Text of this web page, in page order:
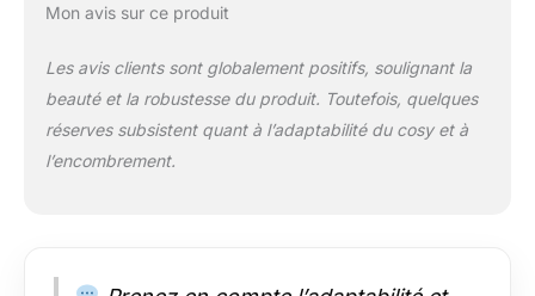
élégante et chic. Le
rembourrage en coton
doux peut être retiré
Mon avis sur ce produit
Les avis clients sont globalement positifs, soulignant la
beauté et la robustesse du produit. Toutefois, quelques
réserves subsistent quant à l’adaptabilité du cosy et à
l’encombrement.